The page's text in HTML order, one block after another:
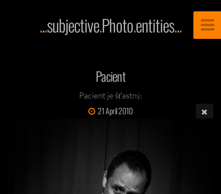
...subjective.Photo.entities...
Pacient
Pacient je šťastný.
21 April 2010